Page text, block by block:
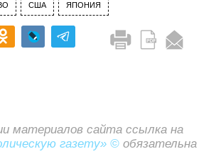
США ЯПОНИЯ
материалов сайта ссылка на
газету» © обязательна